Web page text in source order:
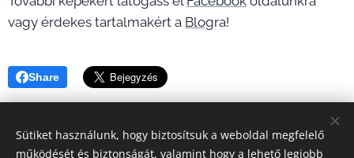
vagy érdekes tartalmakért a Blogra!
Share
Sütiket használunk, hogy biztosítsuk a weboldal megfelelő
működését és biztonságát, valamint hogy a lehető legjobb